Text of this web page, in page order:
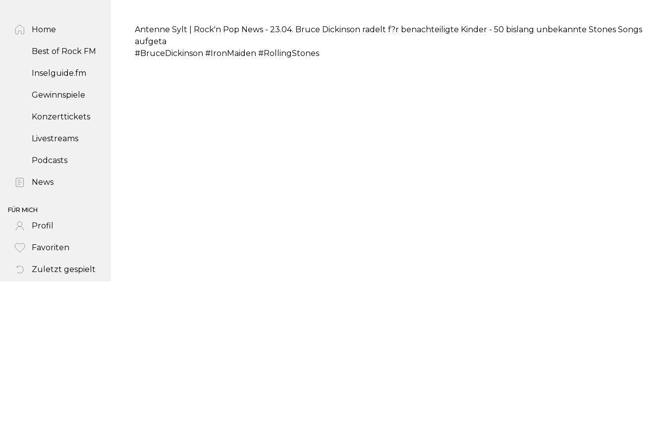
Home
Best of Rock FM
Inselguide.fm
Gewinnspiele
Konzerttickets
Livestreams
Podcasts
News
FÜR MICH
Profil
Favoriten
Zuletzt gespielt
Antenne Sylt | Rock'n Pop News - 23.04. Bruce Dickinson radelt f?r benachteiligte Kinder - 50 bislang unbekannte Stones Songs
aufgeta
#BruceDickinson #IronMaiden #RollingStones